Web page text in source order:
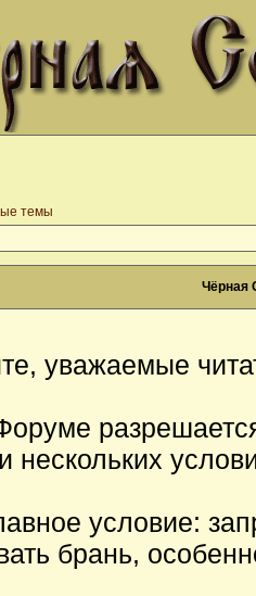
темы
Чёрная
уважаемые
нескольких
условие:
брань,